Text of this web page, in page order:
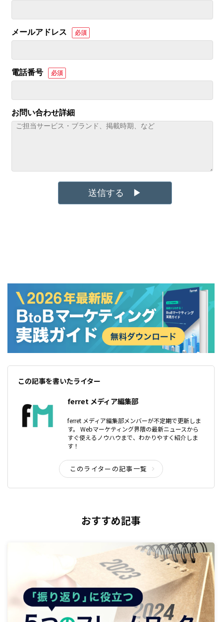
この記事を書いたライター
ferret メディア編集部
ferret メディア編集部メンバーが不定期で更新しま
す。 Webマーケティング界隈の最新ニュースから
すぐ使えるノウハウまで、わかりやすく紹介しま
す！
このライターの記事一覧
おすすめ記事